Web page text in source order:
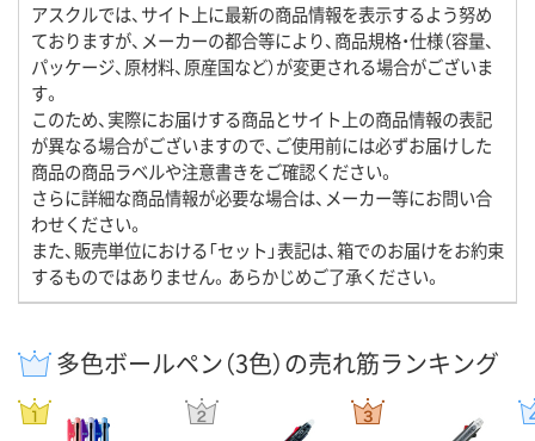
アスクルでは、サイト上に最新の商品情報を表示するよう努め
ておりますが、メーカーの都合等により、商品規格・仕様（容量、
パッケージ、原材料、原産国など）が変更される場合がございま
す。
このため、実際にお届けする商品とサイト上の商品情報の表記
が異なる場合がございますので、ご使用前には必ずお届けした
商品の商品ラベルや注意書きをご確認ください。
さらに詳細な商品情報が必要な場合は、メーカー等にお問い合
わせください。
また、販売単位における「セット」表記は、箱でのお届けをお約束
するものではありません。あらかじめご了承ください。
多色ボールペン（3色）の売れ筋ランキング